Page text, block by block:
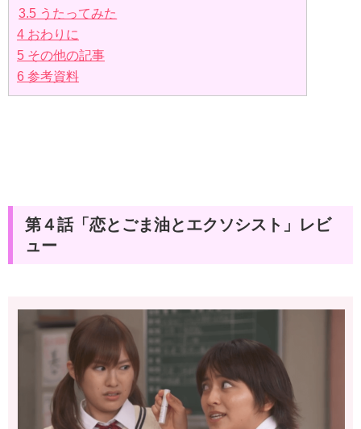
3.5 うたってみた
4 おわりに
5 その他の記事
6 参考資料
第４話「恋とごま油とエクソシスト」レビ
ュー